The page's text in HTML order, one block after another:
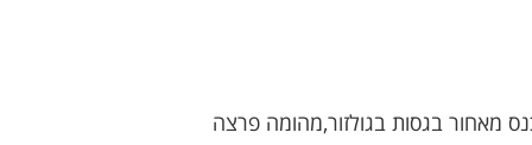
מאחור בגסות בגולזור,מהומה פרצה